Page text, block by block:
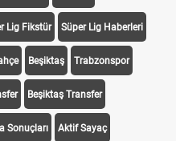
Lig Fikstür Süper Lig Haberleri
Beşiktaş Trabzonspor
Beşiktaş Transfer
Sonuçları Aktif Sayaç